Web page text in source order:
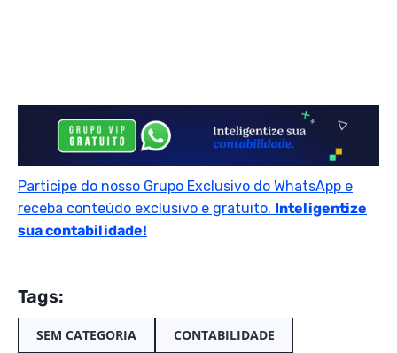
Participe do nosso Grupo Exclusivo do WhatsApp e
receba conteúdo exclusivo e gratuito. Inteligentize
sua contabilidade!
Tags:
SEM CATEGORIA CONTABILIDADE